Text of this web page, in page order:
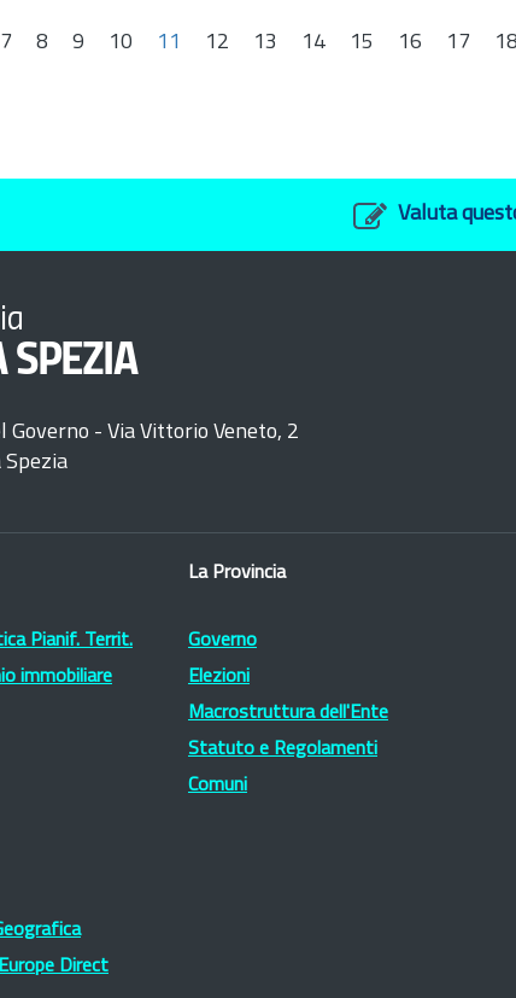
7 8 9 10 11 12 13 14 15 16 17 18
Valuta
SPEZIA
Governo - Via Vittorio Veneto, 2
Spezia
Pianif. Territ.
immobiliare
Direct
La Provincia
Governo
Elezioni
Macrostruttura dell'Ente
Statuto e Regolamenti
Comuni